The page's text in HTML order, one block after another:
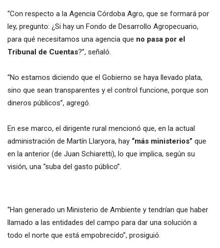
“Con respecto a la Agencia Córdoba Agro, que se formará por
ley, pregunto: ¿Si hay un Fondo de Desarrollo Agropecuario,
para qué necesitamos una agencia que no pasa por el
Tribunal de Cuentas?”, señaló.
“No estamos diciendo que el Gobierno se haya llevado plata,
sino que sean transparentes y el control funcione, porque son
dineros públicos”, agregó.
En ese marco, el dirigente rural mencionó que, en la actual
administración de Martín Llaryora, hay “más ministerios” que
en la anterior (de Juan Schiaretti), lo que implica, según su
visión, una “suba del gasto público”.
“Han generado un Ministerio de Ambiente y tendrían que haber
llamado a las entidades del campo para dar una solución a
todo el norte que está empobrecido”, prosiguió.